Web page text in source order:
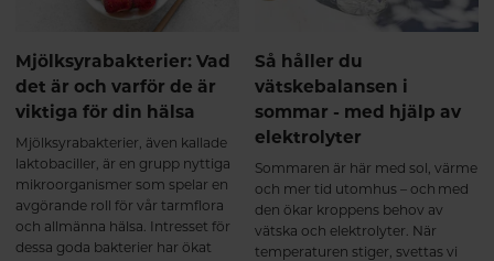
är lika effektiv för både kvinnor
och män. Hur fungerar KSM66
GOLD? Samverkande extrakt för
ökad effekt. KSM66, saffran och
med samma mål: att återställa
emotionell balans, energi och
hormonell stabilitet. Mer ork och
inre lugn Ashwagandha (KSM66)
stärker kroppens motståndskraft
mot stress och bidrar till
normalisering av kortisolnivåer.
Mjölksyrabakterier: Vad
det är och varför de är
viktiga för din hälsa
Mjölksyrabakterier, även kallade
laktobaciller, är en grupp nyttiga
mikroorganismer som spelar en
avgörande roll för vår tarmflora
och allmänna hälsa. Intresset för
dessa goda bakterier har ökat
Så håller du
vätskebalansen i
sommar - med hjälp av
elektrolyter
Sommaren är här med sol, värme
och mer tid utomhus – och med
den ökar kroppens behov av
vätska och elektrolyter. När
temperaturen stiger, svettas vi